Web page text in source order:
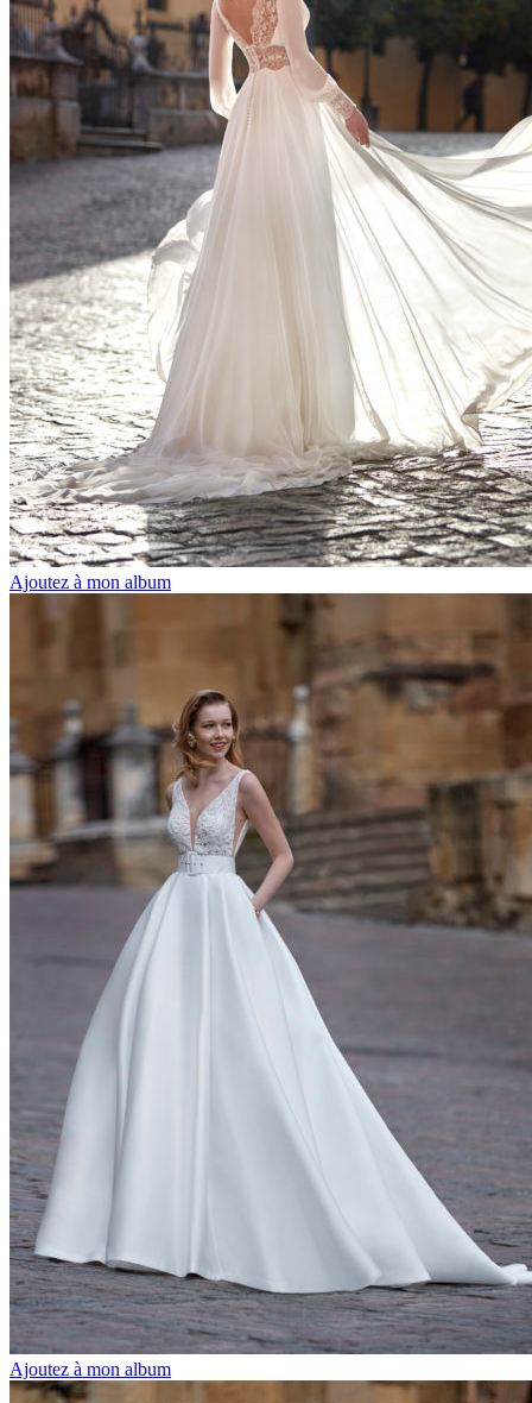
Ajoutez à mon album
Ajoutez à mon album